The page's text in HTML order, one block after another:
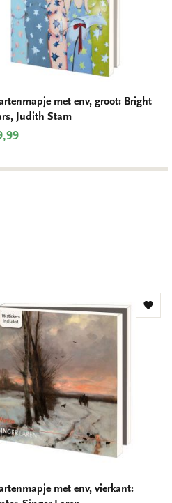
met env, groot: Bright
Judith Stam
met env, vierkant: